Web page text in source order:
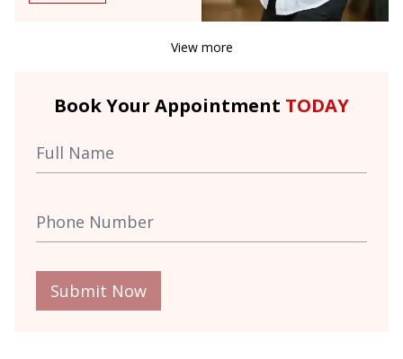
View more
Book Your Appointment TODAY
Submit Now